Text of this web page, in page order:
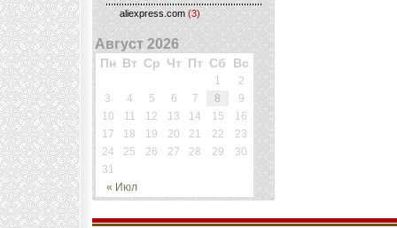
aliexpress.com (3)
Август 2026
Пн Вт Ср Чт Пт Сб Вс
« Июл
1
2
3
4 5 6 7 8
9
10
11 12 13 14 15
16
17
18 19 20 21 22
23
24
25 26 27 28 29
30
31